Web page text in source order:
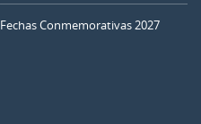
Fechas Conmemorativas 2027